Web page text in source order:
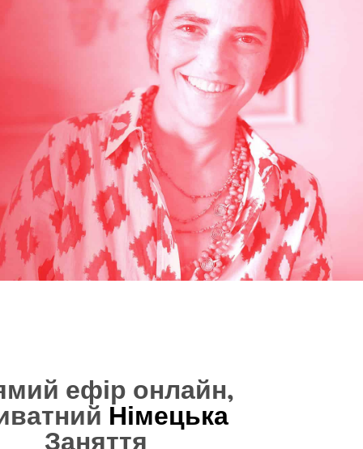
ефір онлайн,
Німецька
Заняття